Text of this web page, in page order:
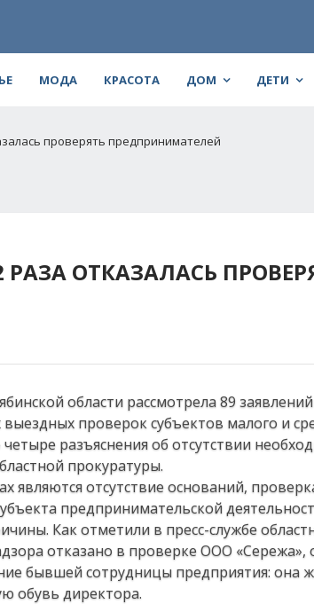
МОДА КРАСОТА ДОМ ДЕТИ
проверять предпринимателей
ОТКАЗАЛАСЬ
области рассмотрела 89
проверок субъектов малого и
разъяснения об отсутствии
прокуратуры.
отсутствие оснований,
предпринимательской
Как отметили в пресс-службе
отказано в проверке ООО «Сережа»,
бывшей сотрудницы предприятия: она
обувь директора.